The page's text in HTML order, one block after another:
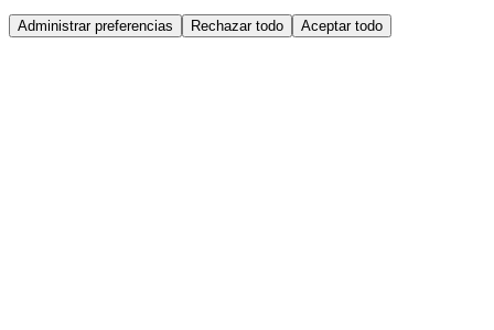
Administrar preferencias Rechazar todo Aceptar todo